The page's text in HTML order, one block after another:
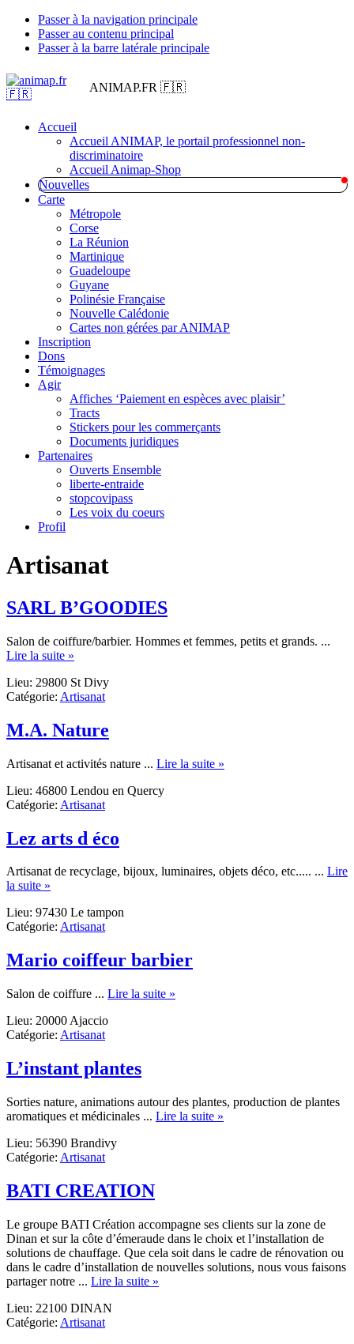
Passer à la navigation principale
Passer au contenu principal
Passer à la barre latérale principale
ANIMAP.FR 🇫🇷
Accueil
Accueil ANIMAP, le portail professionnel non-
discriminatoire
Accueil Animap-Shop
Nouvelles
Carte
Métropole
Corse
La Réunion
Martinique
Guadeloupe
Guyane
Polinésie Française
Nouvelle Calédonie
Cartes non gérées par ANIMAP
Inscription
Dons
Témoignages
Agir
Affiches ‘Paiement en espèces avec plaisir’
Tracts
Stickers pour les commerçants
Documents juridiques
Partenaires
Ouverts Ensemble
liberte-entraide
stopcovipass
Les voix du coeurs
Profil
Artisanat
SARL B’GOODIES
Salon de coiffure/barbier. Hommes et femmes, petits et grands. ...
Lire la suite »
B’GOODIES
Lieu: 29800 St Divy
Catégorie: Artisanat
M.A. Nature
Artisanat et activités nature ... Lire la suite »
Lieu: 46800 Lendou en Quercy
Catégorie: Artisanat
Lez arts d éco
Artisanat de recyclage, bijoux, luminaires, objets déco, etc..... ... Lire
la suite »
arts
d
Lieu: 97430 Le tampon
Catégorie: Artisanat
Mario coiffeur barbier
Salon de coiffure ... Lire la suite »
Lieu: 20000 Ajaccio
Catégorie: Artisanat
L’instant plantes
Sorties nature, animations autour des plantes, production de plantes
aromatiques et médicinales ... Lire la suite »
Lieu: 56390 Brandivy
Catégorie: Artisanat
BATI CREATION
Le groupe BATI Création accompagne ses clients sur la zone de
Dinan et sur la côte d’émeraude dans le choix et l’installation de
solutions de chauffage. Que cela soit dans le cadre de rénovation ou
dans le cadre d’installation de nouvelles solutions, nous vous faisons
partager notre ... Lire la suite »
Lieu: 22100 DINAN
Catégorie: Artisanat